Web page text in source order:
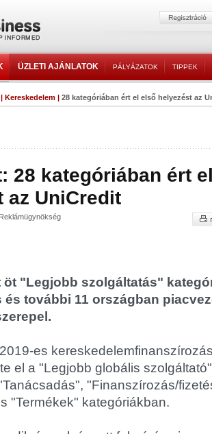
ÜZLETI AJÁNLATOK PÁLYÁZATOK TIPPEK
| Kereskedelem | 28 kategóriában ért el első helyezést az
28 kategóriában ért
az UniCredit
öt "Legjobb szolgáltatás"
és további 11 országban
es
el a "Legjobb globális
"Finanszírozás/
"Termékek" kategóriákban.